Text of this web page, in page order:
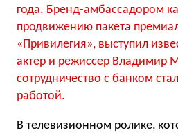
года. Бренд-амбассадором
продвижению пакета
«Привилегия», выступил
актер и режиссер Владимир
сотрудничество с банком
работой.
В телевизионном ролике,